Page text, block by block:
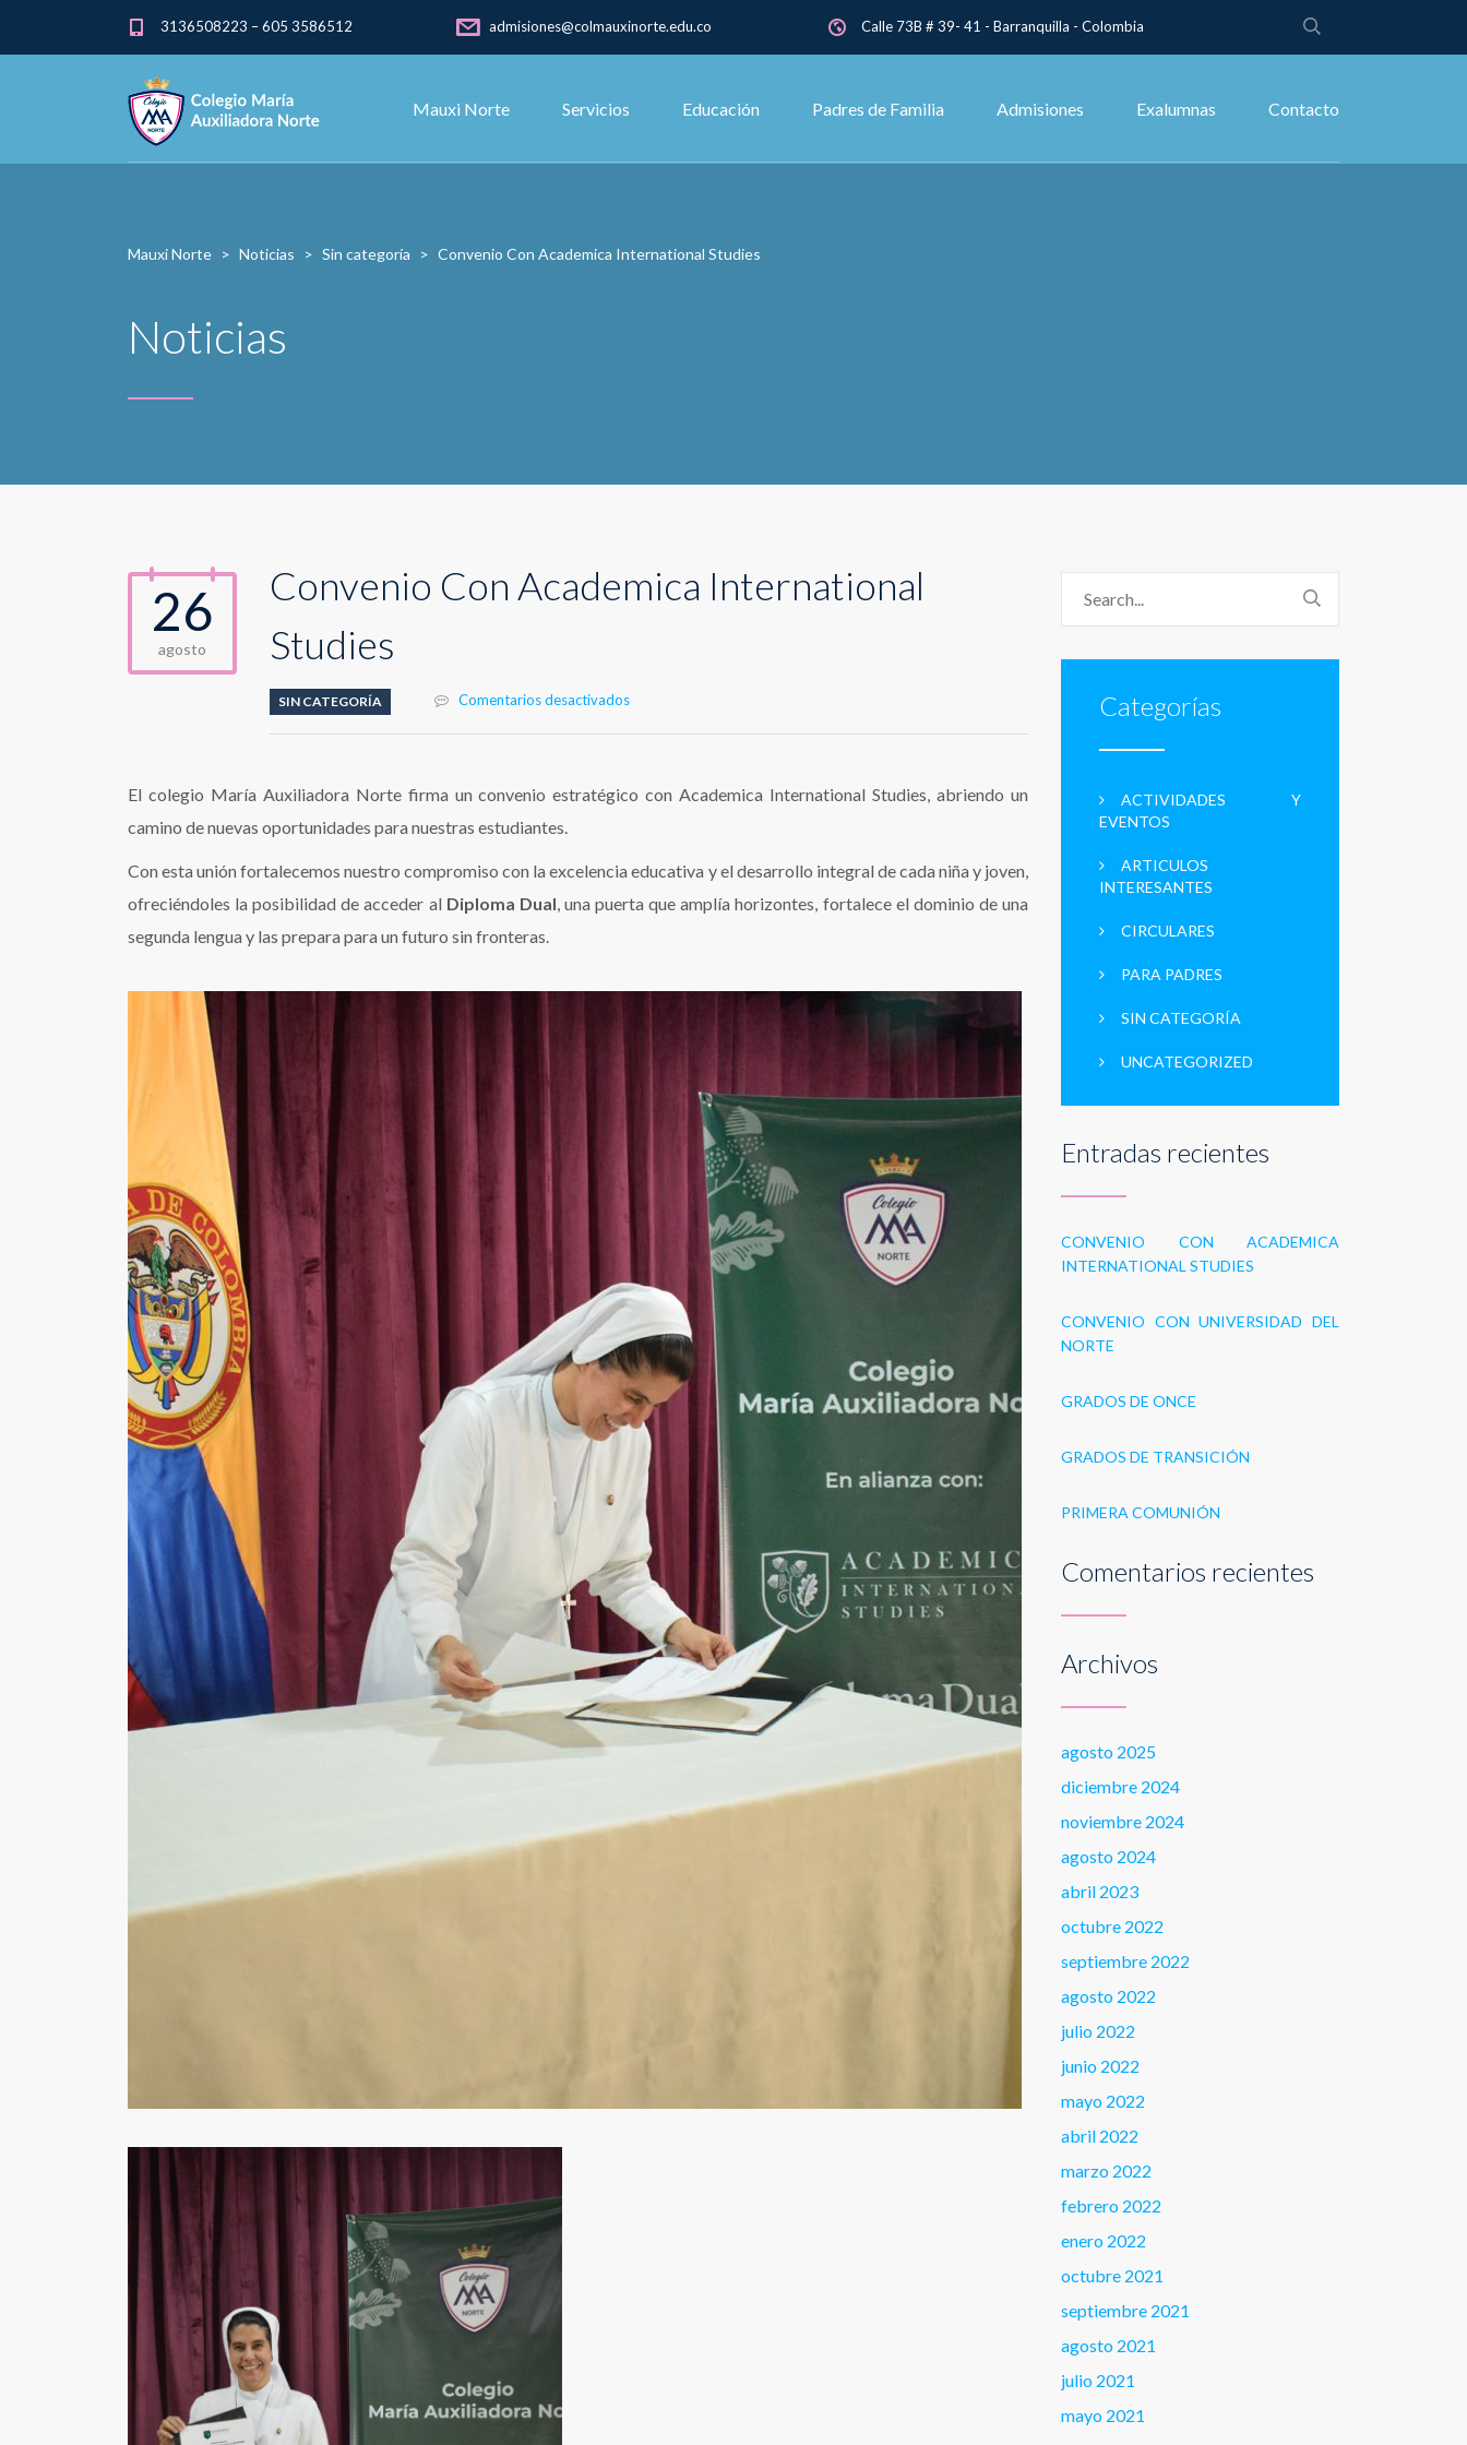
3136508223 – 605 3586512 admisiones@colmauxinorte.edu.co Calle 73B # 39- 41 - Barranquilla - Colombia
Mauxi Norte Servicios Educación Padres de Familia Admisiones Exalumnas Contacto
Mauxi Norte > Noticias > Sin categoría > Convenio Con Academica International Studies
Noticias
26
agosto
Convenio Con Academica International
Studies
SIN CATEGORÍA Comentarios desactivadosen
International
El colegio María Auxiliadora Norte firma un convenio estratégico con Academica International Studies, abriendo un
camino de nuevas oportunidades para nuestras estudiantes.
Con esta unión fortalecemos nuestro compromiso con la excelencia educativa y el desarrollo integral de cada niña y joven,
ofreciéndoles la posibilidad de acceder al Diploma Dual, una puerta que amplía horizontes, fortalece el dominio de una
segunda lengua y las prepara para un futuro sin fronteras.
Categorías
ACTIVIDADES Y
EVENTOS
ARTICULOS
INTERESANTES
CIRCULARES
PARA PADRES
SIN CATEGORÍA
UNCATEGORIZED
Entradas recientes
CONVENIO CON ACADEMICA
INTERNATIONAL STUDIES
CONVENIO CON UNIVERSIDAD DEL
NORTE
GRADOS DE ONCE
GRADOS DE TRANSICIÓN
PRIMERA COMUNIÓN
Comentarios recientes
Archivos
agosto 2025
diciembre 2024
noviembre 2024
agosto 2024
abril 2023
octubre 2022
septiembre 2022
agosto 2022
julio 2022
junio 2022
mayo 2022
abril 2022
marzo 2022
febrero 2022
enero 2022
octubre 2021
septiembre 2021
agosto 2021
julio 2021
mayo 2021